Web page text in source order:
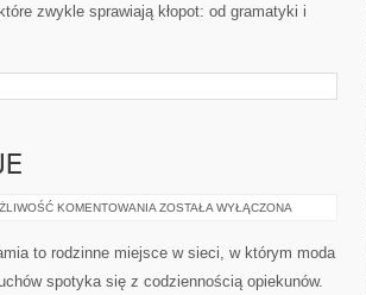
zwykle sprawiają kłopot: od gramatyki i
KOMENTOWANIA POZOSTAŁE
ZOSTAŁA WYŁĄCZONA
to rodzinne miejsce w sieci, w którym moda
spotyka się z codziennością opiekunów.